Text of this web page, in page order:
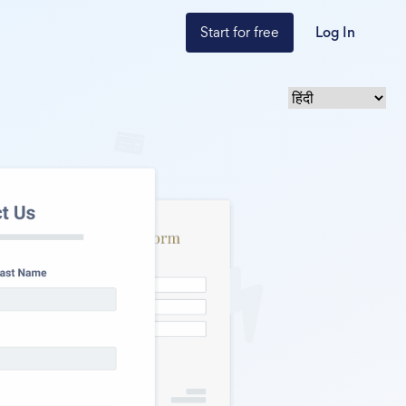
Start for free Log In